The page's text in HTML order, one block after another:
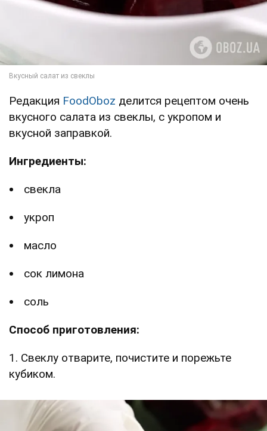
Редакция FoodOboz делится рецептом очень
вкусного салата из свеклы, с укропом и
вкусной заправкой.
Ингредиенты:
свекла
укроп
масло
сок лимона
соль
Способ приготовления:
1. Свеклу отварите, почистите и порежьте
кубиком.